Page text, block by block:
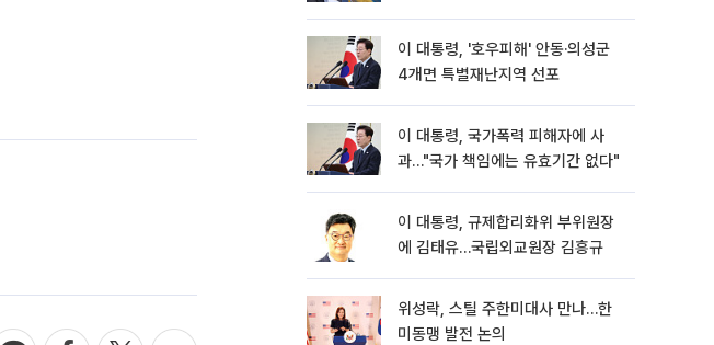
이 대통령, '호우피해' 안동·의성군
4개면 특별재난지역 선포
이 대통령, 국가폭력 피해자에 사
과…"국가 책임에는 유효기간 없다"
이 대통령, 규제합리화위 부위원장
에 김태유…국립외교원장 김흥규
위성락, 스틸 주한미대사 만나…한
미동맹 발전 논의